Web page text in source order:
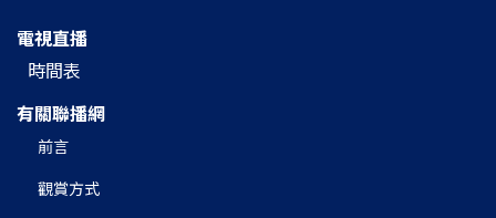
電視直播
時間表
有關聯播網
前言
觀賞方式